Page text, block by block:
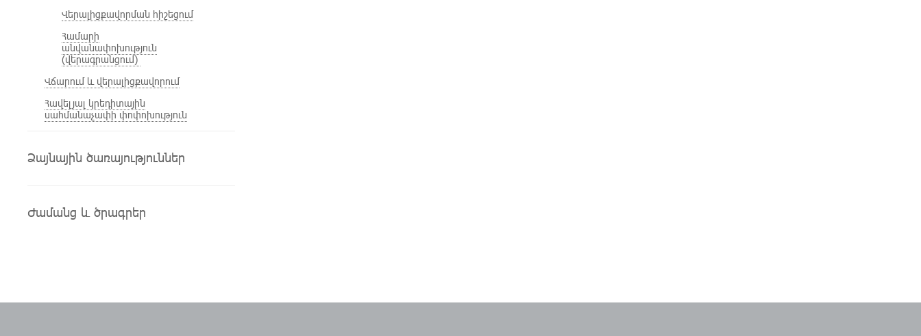
Վերալիցքավորման հիշեցում
Համարի
անվանափոխություն
(վերագրանցում)
Վճարում և վերալիցքավորում
Հավելյալ կրեդիտային
սահմանաչափի փոփոխություն
Ձայնային ծառայություններ
Ժամանց և ծրագրեր